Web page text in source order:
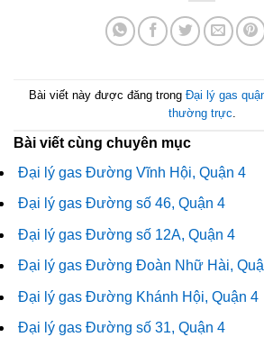
Bài viết này được đăng trong Đại lý gas
thường trực
Bài viết cùng chuyên mục
Đại lý gas Đường Vĩnh Hội, Quận 4
Đại lý gas Đường số 46, Quận 4
Đại lý gas Đường số 12A, Quận 4
Đại lý gas Đường Đoàn Nhữ Hài,
Đại lý gas Đường Khánh Hội, Quận 4
Đại lý gas Đường số 31, Quận 4